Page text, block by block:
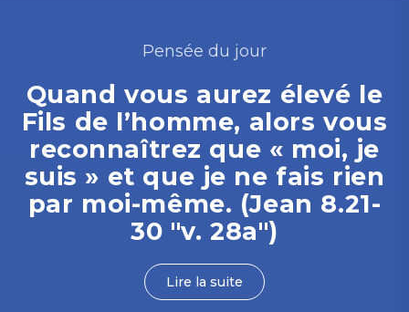
Pensée du jour
Quand vous aurez élevé le
Fils de l’homme, alors vous
reconnaîtrez que « moi, je
suis » et que je ne fais rien
par moi-même. (Jean 8.21-
30 "v. 28a")
Lire la suite